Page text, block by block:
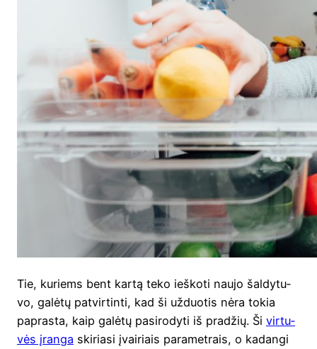
Tie, kuriems bent kar­tą teko ieš­ko­ti nau­jo šal­dy­tu­
vo, galė­tų patvir­tin­ti, kad ši užduo­tis nėra tokia
papras­ta, kaip galė­tų pasi­ro­dy­ti iš pra­džių. Ši vir­tu­
vės įran­ga ski­ria­si įvai­riais para­met­rais, o kadan­gi